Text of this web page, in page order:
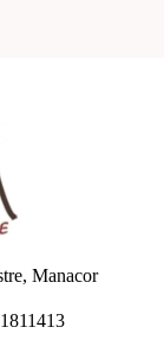
Manacor